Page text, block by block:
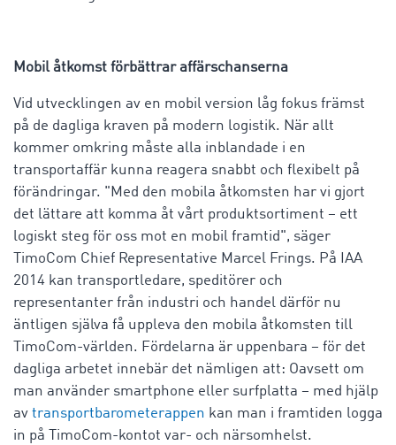
Mobil åtkomst förbättrar affärschanserna
Vid utvecklingen av en mobil version låg fokus främst
på de dagliga kraven på modern logistik. När allt
kommer omkring måste alla inblandade i en
transportaffär kunna reagera snabbt och flexibelt på
förändringar. "Med den mobila åtkomsten har vi gjort
det lättare att komma åt vårt produktsortiment – ett
logiskt steg för oss mot en mobil framtid", säger
TimoCom Chief Representative Marcel Frings. På IAA
2014 kan transportledare, speditörer och
representanter från industri och handel därför nu
äntligen själva få uppleva den mobila åtkomsten till
TimoCom-världen. Fördelarna är uppenbara – för det
dagliga arbetet innebär det nämligen att: Oavsett om
man använder smartphone eller surfplatta – med hjälp
av transportbarometerappen kan man i framtiden logga
in på TimoCom-kontot var- och närsomhelst.